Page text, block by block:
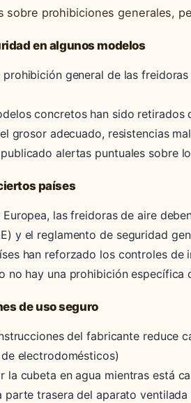
sobre prohibiciones generales,
en algunos modelos
prohibición general de las
concretos han sido
grosor adecuado, resistencias
publicado alertas puntuales sobre
países
Europea, las freidoras de aire
y el reglamento de seguridad
han reforzado los controles
no hay una prohibición específica
de uso seguro
del fabricante reduce
electrodomésticos)
la cubeta en agua mientras está
parte trasera del aparato